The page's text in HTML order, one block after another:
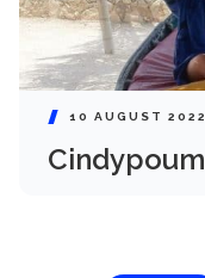
10 AUGUST 2022
Cindypoum